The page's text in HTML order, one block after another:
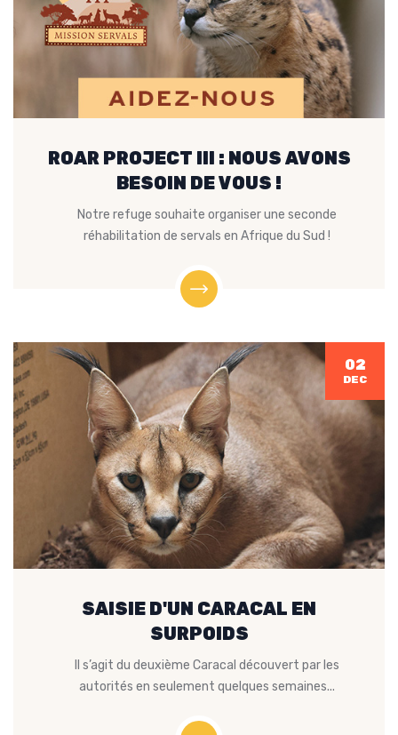
ROAR PROJECT III : NOUS AVONS
BESOIN DE VOUS !
Notre refuge souhaite organiser une seconde
réhabilitation de servals en Afrique du Sud !
02
DEC
SAISIE D'UN CARACAL EN
SURPOIDS
Il s’agit du deuxième Caracal découvert par les
autorités en seulement quelques semaines...